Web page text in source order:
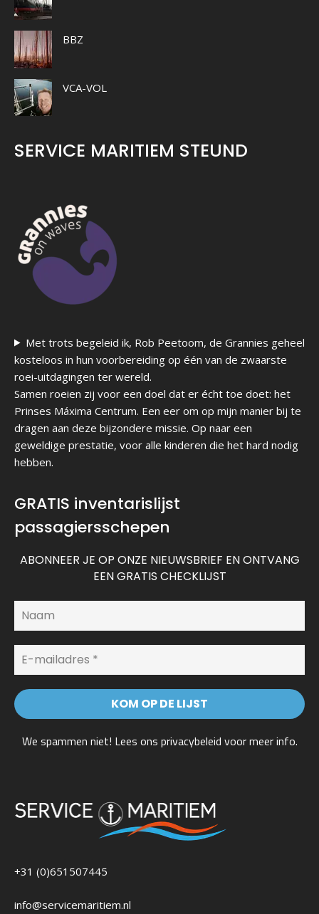
BBZ
VCA-VOL
SERVICE MARITIEM STEUND
Met trots begeleid ik, Rob Peetoom, de Grannies geheel
kosteloos in hun voorbereiding op één van de zwaarste
roei-uitdagingen ter wereld.
Samen roeien zij voor een doel dat er écht toe doet: het
Prinses Máxima Centrum. Een eer om op mijn manier bij te
dragen aan deze bijzondere missie. Op naar een
geweldige prestatie, voor alle kinderen die het hard nodig
hebben.
GRATIS inventarislijst
passagiersschepen
ABONNEER JE OP ONZE NIEUWSBRIEF EN ONTVANG
EEN GRATIS CHECKLIJST
We spammen niet! Lees ons privacybeleid voor meer info.
+31 (0)651507445
info@servicemaritiem.nl